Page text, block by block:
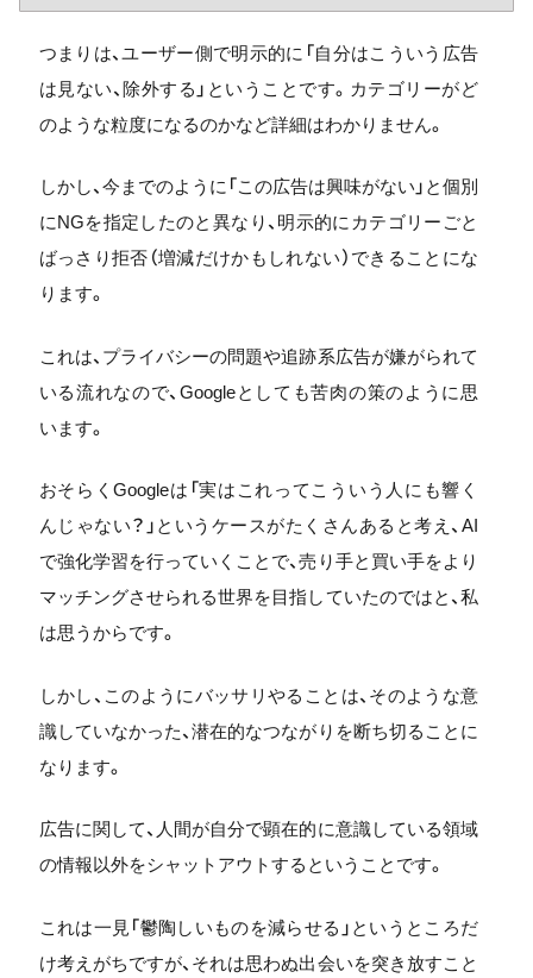
つまりは、ユーザー側で明示的に「自分はこういう広告
は見ない、除外する」ということです。カテゴリーがど
のような粒度になるのかなど詳細はわかりません。
しかし、今までのように「この広告は興味がない」と個別
にNGを指定したのと異なり、明示的にカテゴリーごと
ばっさり拒否（増減だけかもしれない）できることにな
ります。
これは、プライバシーの問題や追跡系広告が嫌がられて
いる流れなので、Googleとしても苦肉の策のように思
います。
おそらくGoogleは「実はこれってこういう人にも響く
んじゃない？」というケースがたくさんあると考え、AI
で強化学習を行っていくことで、売り手と買い手をより
マッチングさせられる世界を目指していたのではと、私
は思うからです。
しかし、このようにバッサリやることは、そのような意
識していなかった、潜在的なつながりを断ち切ることに
なります。
広告に関して、人間が自分で顕在的に意識している領域
の情報以外をシャットアウトするということです。
これは一見「鬱陶しいものを減らせる」というところだ
け考えがちですが、それは思わぬ出会いを突き放すこと